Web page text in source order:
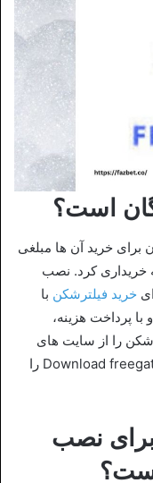
برای خرید آن ها مبلغی
خریداری کرد. نصب
خرید فیلترشکن با
با پرداخت هزینه،
را از سایت های
خارجی دانلود کنید عبارت انگلیسی Download freegate APK را
نصب